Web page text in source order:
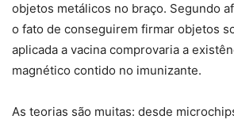
objetos metálicos no braço. Segundo
o fato de conseguirem firmar objetos
aplicada a vacina comprovaria a
magnético contido no imunizante.
As teorias são muitas: desde